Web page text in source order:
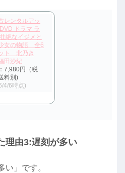
レンタルアッ
ドラマ ラ
絶なイジメと
女の物語 全6
ト 北乃き
田沙紀
7,980円（税
料別)
4/6時点)
理由3:遅刻が多い
い」です。